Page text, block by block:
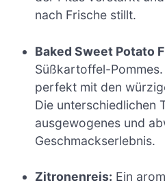
nach Frische stillt.
Baked Sweet Potato
Süßkartoffel-
perfekt mit den
Die unterschiedlichen
ausgewogenes und
Geschmackserlebnis.
Zitronenreis: Ein